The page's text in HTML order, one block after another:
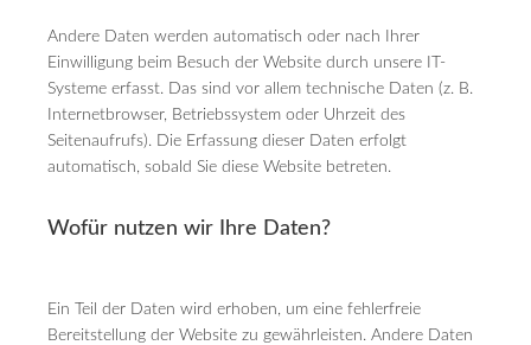
Andere Daten werden automatisch oder nach Ihrer
Einwilligung beim Besuch der Website durch unsere IT-
Systeme erfasst. Das sind vor allem technische Daten (z. B.
Internetbrowser, Betriebssystem oder Uhrzeit des
Seitenaufrufs). Die Erfassung dieser Daten erfolgt
automatisch, sobald Sie diese Website betreten.
Wofür nutzen wir Ihre Daten?
Ein Teil der Daten wird erhoben, um eine fehlerfreie
Bereitstellung der Website zu gewährleisten. Andere Daten